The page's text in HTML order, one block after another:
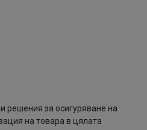
решения за осигуряване на
на товара в цялата